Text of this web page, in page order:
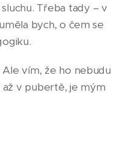
Třeba tady – v
bych, o čem se
vím, že ho nebudu
až v pubertě, je mým